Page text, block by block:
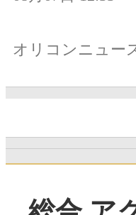
オリコンニュー